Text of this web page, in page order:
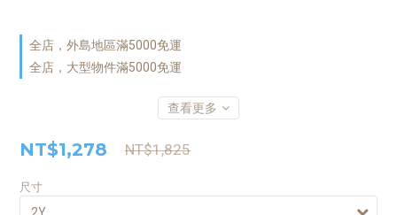
全店，外島地區滿5000免運
全店，大型物件滿5000免運
查看更多
NT$1,278 NT$1,825
尺寸